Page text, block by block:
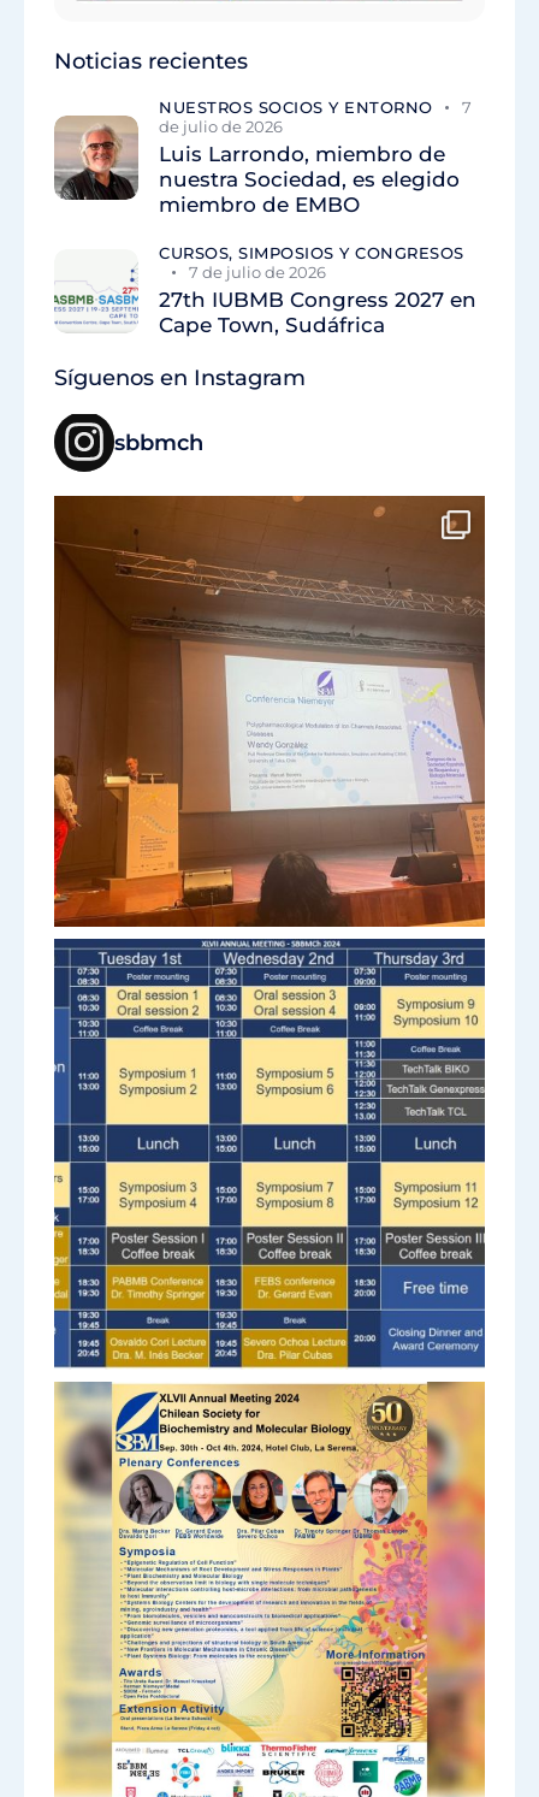
Noticias recientes
NUESTROS SOCIOS Y ENTORNO
7
de julio de 2026
Luis Larrondo, miembro de
nuestra Sociedad, es elegido
miembro de EMBO
CURSOS, SIMPOSIOS Y CONGRESOS
7 de julio de 2026
27th IUBMB Congress 2027 en
Cape Town, Sudáfrica
Síguenos en Instagram
sbbmch